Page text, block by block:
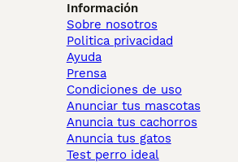
Información
Sobre nosotros
Politica privacidad
Ayuda
Prensa
Condiciones de uso
Anunciar tus mascotas
Anuncia tus cachorros
Anuncia tus gatos
Test perro ideal